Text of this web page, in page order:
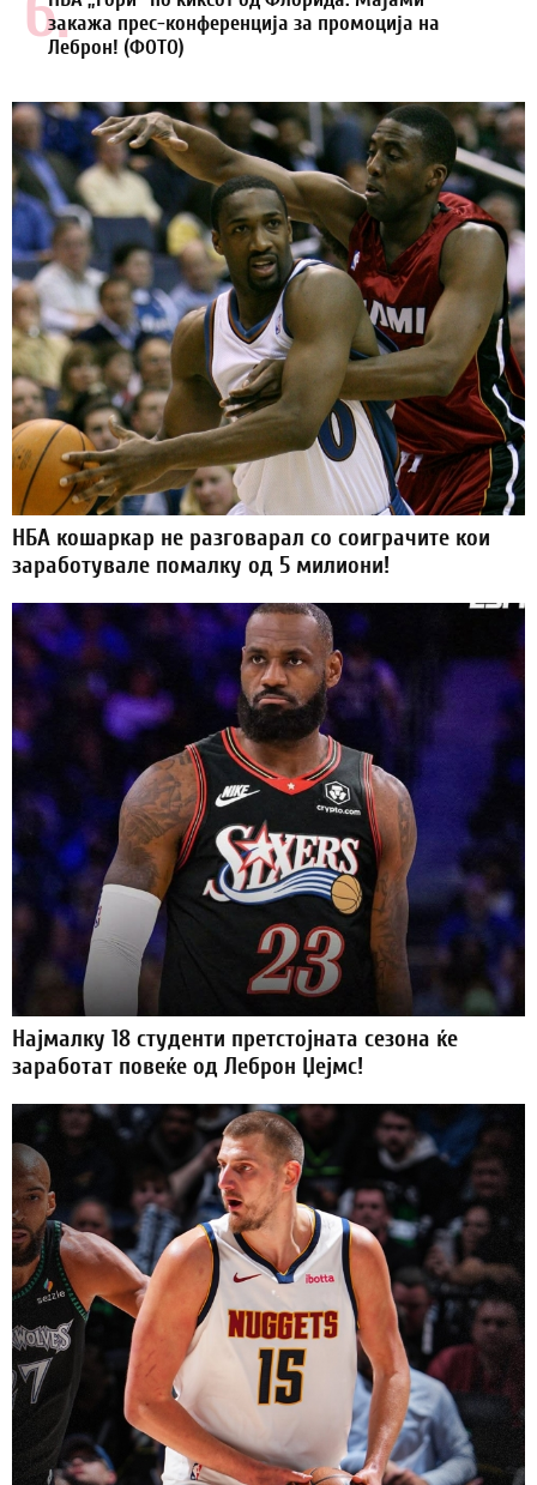
закажа прес-конференција за промоција на
Леброн! (ФОТО)
НБА кошаркар не разговарал со соиграчите кои
заработувале помалку од 5 милиони!
Најмалку 18 студенти претстојната сезона ќе
заработат повеќе од Леброн Џејмс!